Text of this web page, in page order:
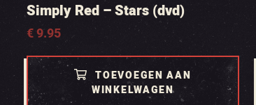
Simply Red – Stars (dvd)
€9.95
TOEVOEGEN AAN
WINKELWAGEN